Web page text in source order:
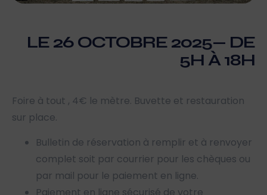
LE 26 OCTOBRE 2025— DE
5H À 18H
Foire à tout , 4€ le mètre. Buvette et restauration
sur place.
Bulletin de réservation à remplir et à renvoyer
complet soit par courrier pour les chèques ou
par mail pour le paiement en ligne.